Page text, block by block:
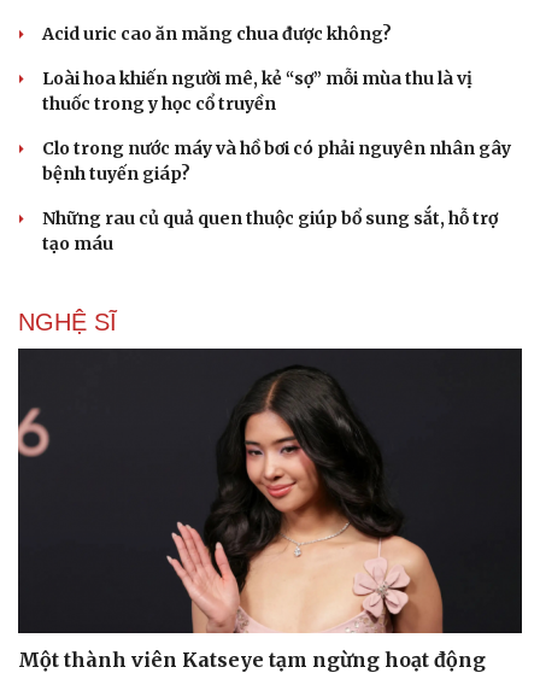
Kể chuyện cho bé
Acid uric cao ăn măng chua được không?
Loài hoa khiến người mê, kẻ “sợ” mỗi mùa thu là vị
thuốc trong y học cổ truyền
Clo trong nước máy và hồ bơi có phải nguyên nhân gây
bệnh tuyến giáp?
Những rau củ quả quen thuộc giúp bổ sung sắt, hỗ trợ
tạo máu
NGHỆ SĨ
Một thành viên Katseye tạm ngừng hoạt động